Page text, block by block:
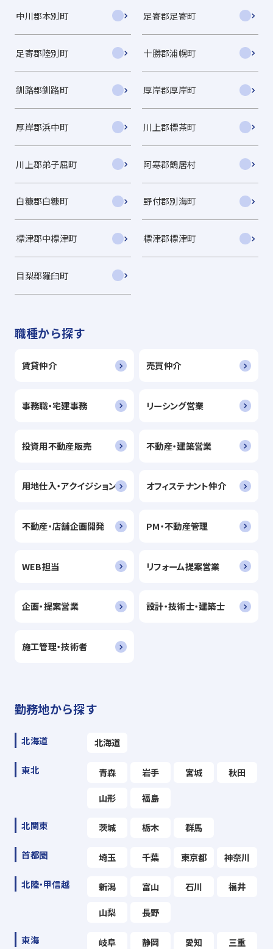
中川郡本別町 足寄郡足寄町
足寄郡陸別町 十勝郡浦幌町
釧路郡釧路町 厚岸郡厚岸町
厚岸郡浜中町 川上郡標茶町
川上郡弟子屈町 阿寒郡鶴居村
白糠郡白糠町 野付郡別海町
標津郡中標津町 標津郡標津町
目梨郡羅臼町
職種から探す
賃貸仲介 売買仲介
事務職・宅建事務 リーシング営業
投資用不動産販売 不動産・建築営業
用地仕入・アクイジション オフィステナント仲介
不動産・店舗企画開発 PM・不動産管理
WEB担当 リフォーム提案営業
企画・提案営業 設計・技術士・建築士
施工管理・技術者
勤務地から探す
北海道 北海道
東北 青森 岩手 宮城 秋田
山形 福島
北関東 茨城 栃木 群馬
首都圏 埼玉 千葉 東京都 神奈川
北陸・甲信越 新潟 富山 石川 福井
山梨 長野
東海 岐阜 静岡 愛知 三重